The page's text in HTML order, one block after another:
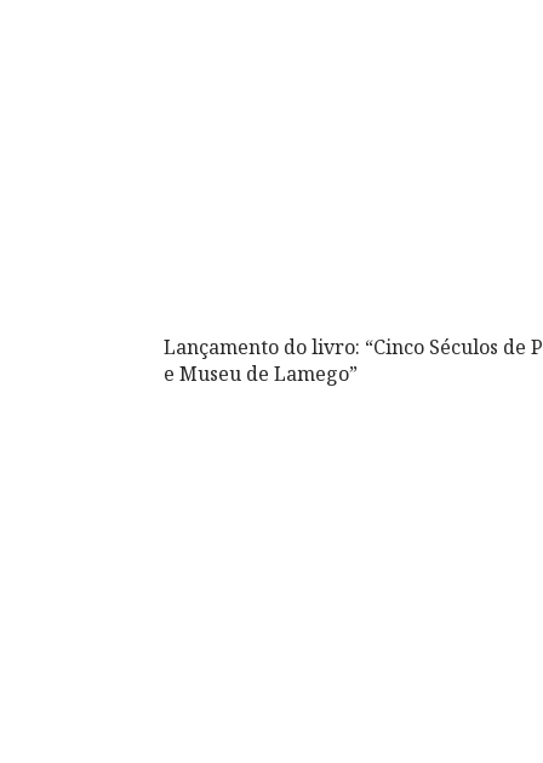
Lançamento do livro: “Cinco Séculos
e Museu de Lamego”